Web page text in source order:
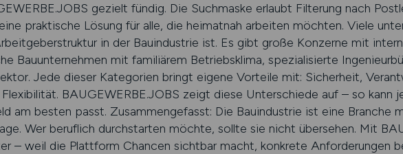
gezielt fündig. Die Suchmaske erlaubt Filterung nach
praktische Lösung für alle, die heimatnah arbeiten möchten. Viele
in der Bauindustrie ist. Es gibt große Konzerne mit
Bauunternehmen mit familiärem Betriebsklima, spezialisierte
Jede dieser Kategorien bringt eigene Vorteile mit: Sicherheit,
BAUGEWERBE.JOBS zeigt diese Unterschiede auf – so kann
am besten passt. Zusammengefasst: Die Bauindustrie ist eine Branche
Wer beruflich durchstarten möchte, sollte sie nicht übersehen. Mit
– weil die Plattform Chancen sichtbar macht, konkrete Anforderungen